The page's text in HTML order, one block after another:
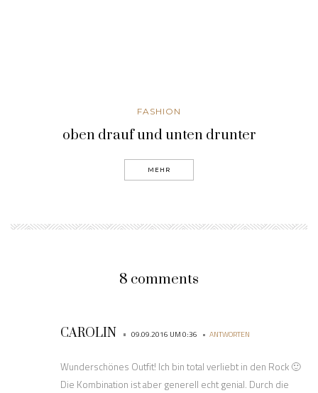
FASHION
oben drauf und unten drunter
MEHR
8 comments
CAROLIN • 09.09.2016 UM 0:36 • ANTWORTEN
Wunderschönes Outfit! Ich bin total verliebt in den Rock 🙂
Die Kombination ist aber generell echt genial. Durch die